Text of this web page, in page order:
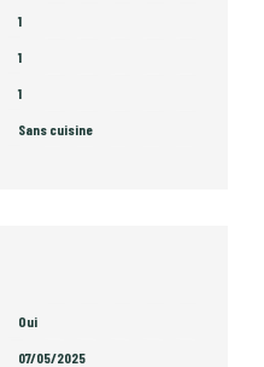
1
1
1
Sans cuisine
Oui
07/05/2025